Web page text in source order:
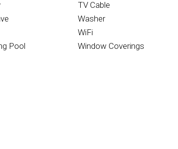
Pool
TV Cable
Washer
WiFi
Window Coverings